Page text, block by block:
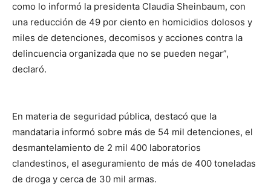
como lo informó la presidenta Claudia Sheinbaum, con
una reducción de 49 por ciento en homicidios dolosos y
miles de detenciones, decomisos y acciones contra la
delincuencia organizada que no se pueden negar”,
declaró.
En materia de seguridad pública, destacó que la
mandataria informó sobre más de 54 mil detenciones, el
desmantelamiento de 2 mil 400 laboratorios
clandestinos, el aseguramiento de más de 400 toneladas
de droga y cerca de 30 mil armas.